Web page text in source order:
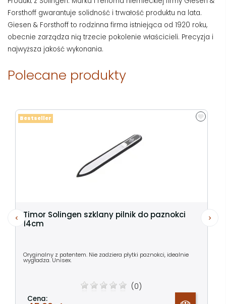
Forsthoff gwarantuje solidność i trwałość produktu na lata.
Giesen & Forsthoff to rodzinna firma istniejąca od 1920 roku,
obecnie zarządza nią trzecie pokolenie właścicieli. Precyzja i
najwyższa jakość wykonania.
Polecane produkty
Timor Solingen szklany pilnik do paznokci
14cm
Oryginalny z patentem. Nie zadziera płytki paznokci, idealnie
wygładza. Unisex.
(0)
Cena:
Bestseller